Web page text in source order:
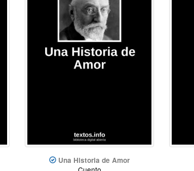
Una Historia de Amor